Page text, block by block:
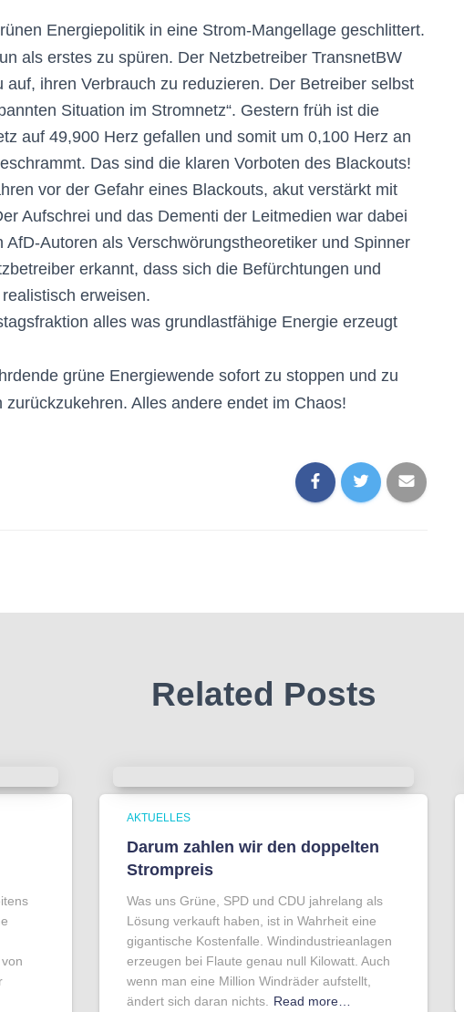
Energiepolitik in eine Strom-Mangellage geschlittert.
als erstes zu spüren. Der Netzbetreiber TransnetBW
ihren Verbrauch zu reduzieren. Der Betreiber selbst
Situation im Stromnetz“. Gestern früh ist die
auf 49,900 Herz gefallen und somit um 0,100 Herz an
Das sind die klaren Vorboten des Blackouts!
vor der Gefahr eines Blackouts, akut verstärkt mit
Aufschrei und das Dementi der Leitmedien war dabei
Autoren als Verschwörungstheoretiker und Spinner
erkannt, dass sich die Befürchtungen und
erweisen.
alles was grundlastfähige Energie erzeugt
grüne Energiewende sofort zu stoppen und zu
Alles andere endet im Chaos!
Related Posts
AKTUELLES
Darum zahlen wir den doppelten
Strompreis
Was uns Grüne, SPD und CDU jahrelang als
Lösung verkauft haben, ist in Wahrheit eine
gigantische Kostenfalle. Windindustrieanlagen
erzeugen bei Flaute genau null Kilowatt. Auch
wenn man eine Million Windräder aufstellt,
ändert sich daran nichts.
Read more…